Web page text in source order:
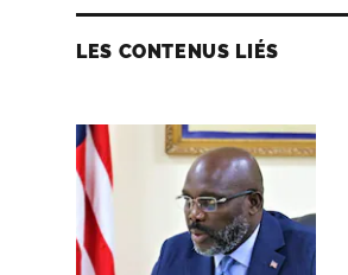
LES CONTENUS LIÉS